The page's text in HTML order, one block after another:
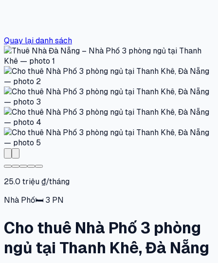
Quay lại danh sách
25.0 triệu ₫/tháng
Nhà Phố🛏 3 PN
Cho thuê Nhà Phố 3 phòng
ngủ tại Thanh Khê, Đà Nẵng